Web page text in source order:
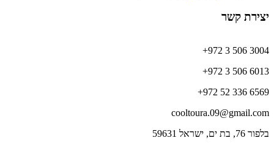
יצירת קשר
+972 3 506 3004
+972 3 506 6013
+972 52 336 6569
cooltoura.09@gmail.com
בלפור 76, בת ים, ישראל 59631